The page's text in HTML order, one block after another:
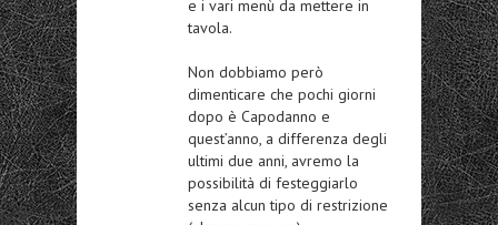
e i vari menù da mettere in
tavola.
Non dobbiamo però
dimenticare che pochi giorni
dopo è Capodanno e
quest’anno, a differenza degli
ultimi due anni, avremo la
possibilità di festeggiarlo
senza alcun tipo di restrizione